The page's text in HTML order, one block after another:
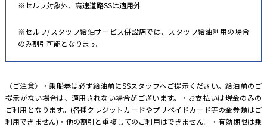
※セルフ対象外、高速道路SSは適用外
※セルフ/スタッフ給油サービス併設店では、スタッフ給油利用の場合
のみ割引可能となります。
〈ご注意〉・乗船券は必ず給油前にSSスタッフへご提示ください。給油前のご
提示がない場合は、適用されない場合がございます。・お支払いは現金のみの
ご利用となります。(各種クレジットカードやプリペイドカード等の金券類はご
利用できません)・他の割引と重複してのご利用はできません。・有効期限は乗